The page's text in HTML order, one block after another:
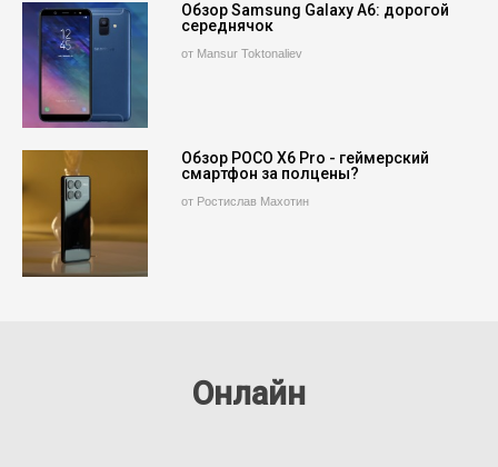
Обзор Samsung Galaxy A6: дорогой
середнячок
от Mansur Toktonaliev
Обзор POCO X6 Pro - геймерский
смартфон за полцены?
от Ростислав Махотин
Онлайн